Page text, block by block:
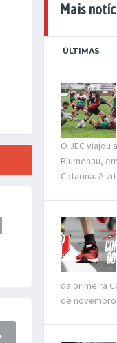
Mais
ÚLTIMAS
O JEC viajou
Blumenau,
Catarina. A
da primeira
de